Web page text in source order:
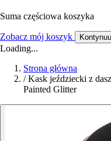
Suma częściowa koszyka
Zobacz mój koszyk
Loading...
Strona główna
/ Kask jeździecki z
Painted Glitter